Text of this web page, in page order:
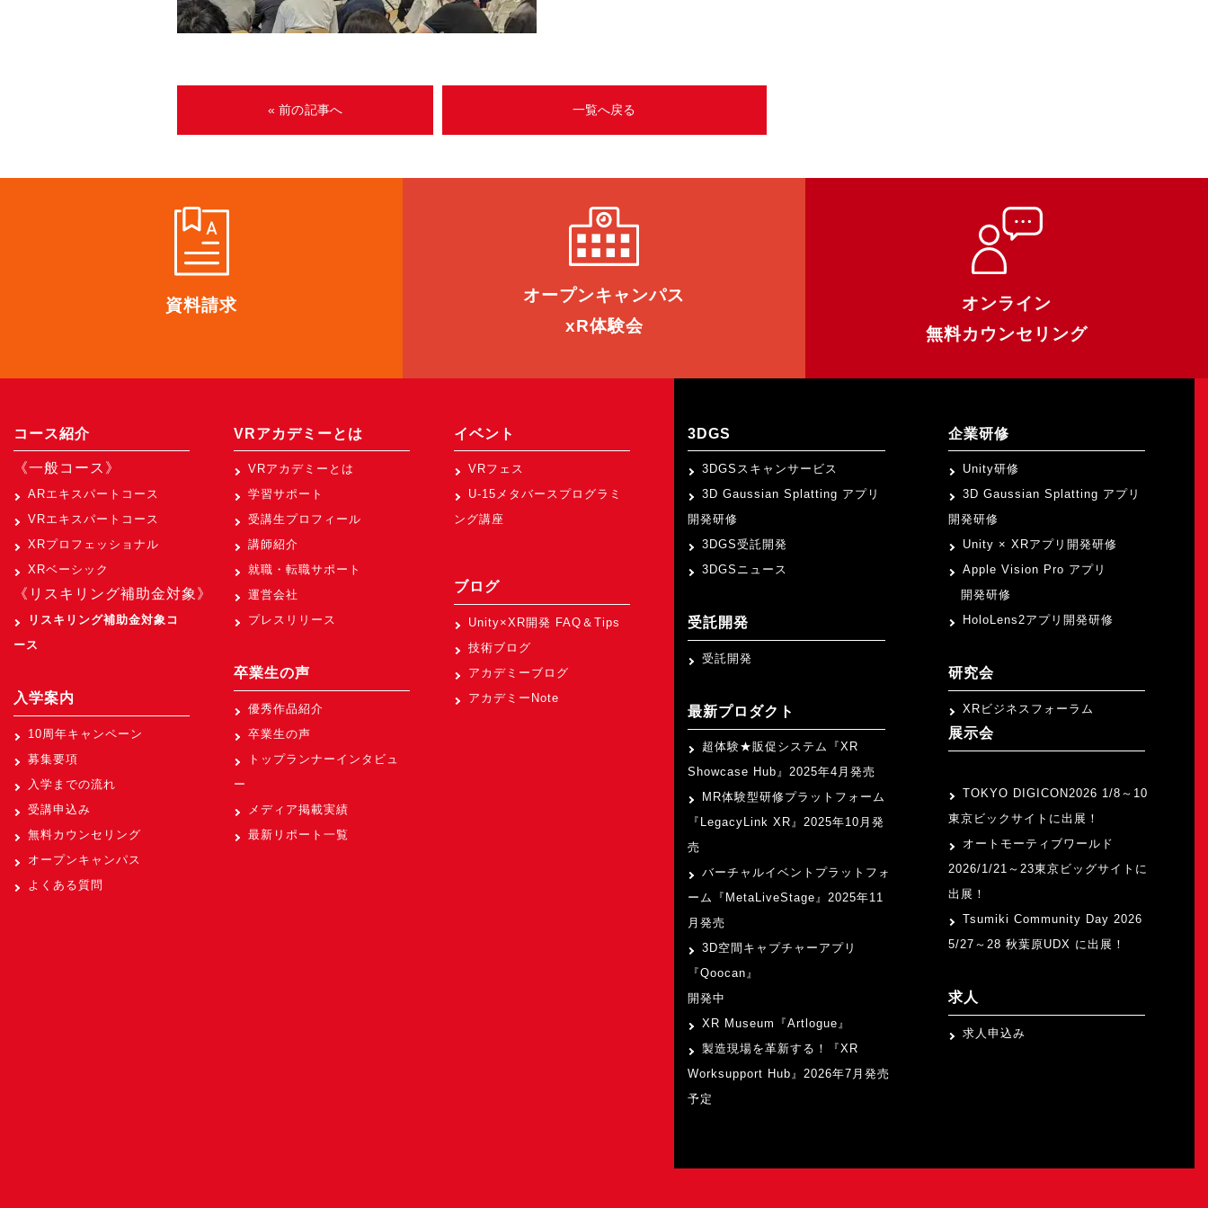
« 前の記事へ 一覧へ戻る
資料請求 オープンキャンパス
xR体験会
オンライン
無料カウンセリング
コース紹介
《一般コース》
ARエキスパートコース
VRエキスパートコース
XRプロフェッショナル
XRベーシック
《リスキリング補助金対象》
リスキリング補助金対象コ
ース
入学案内
10周年キャンペーン
募集要項
入学までの流れ
受講申込み
無料カウンセリング
オープンキャンパス
よくある質問
VRアカデミーとは
VRアカデミーとは
学習サポート
受講生プロフィール
講師紹介
就職・転職サポート
運営会社
プレスリリース
卒業生の声
優秀作品紹介
卒業生の声
トップランナーインタビュ
ー
メディア掲載実績
最新リポート一覧
イベント
VRフェス
U-15メタバースプログラミ
ング講座
ブログ
Unity×XR開発 FAQ＆Tips
技術ブログ
アカデミーブログ
アカデミーNote
3DGS
3DGSスキャンサービス
3D Gaussian Splatting アプリ
開発研修
3DGS受託開発
3DGSニュース
受託開発
受託開発
最新プロダクト
超体験★販促システム『XR
Showcase Hub』2025年4月発売
MR体験型研修プラットフォーム
『LegacyLink XR』2025年10月発
売
バーチャルイベントプラットフォ
ーム『MetaLiveStage』2025年11
月発売
3D空間キャプチャーアプリ
『Qoocan』
開発中
XR Museum『Artlogue』
製造現場を革新する！『XR
Worksupport Hub』2026年7月発売
予定
企業研修
Unity研修
3D Gaussian Splatting アプリ
開発研修
Unity × XRアプリ開発研修
Apple Vision Pro アプリ
開発研修
HoloLens2アプリ開発研修
研究会
XRビジネスフォーラム
展示会
TOKYO DIGICON2026 1/8～10
東京ビックサイトに出展！
オートモーティブワールド
2026/1/21～23東京ビッグサイトに
出展！
Tsumiki Community Day 2026
5/27～28 秋葉原UDX に出展！
求人
求人申込み